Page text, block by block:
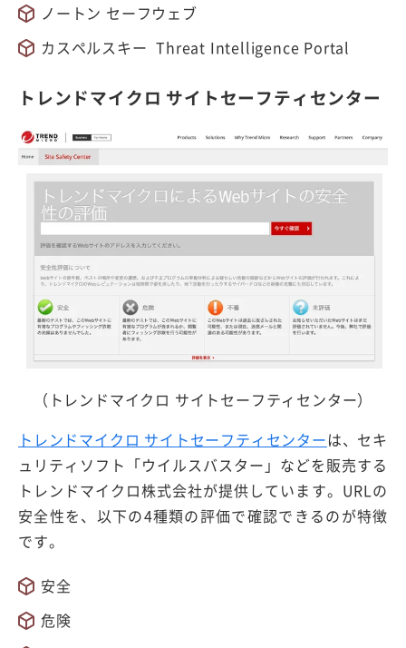
ノートン セーフウェブ
カスペルスキー Threat Intelligence Portal
トレンドマイクロ サイトセーフティセンター
（トレンドマイクロ サイトセーフティセンター）
トレンドマイクロ サイトセーフティセンターは、セキ
ュリティソフト「ウイルスバスター」などを販売する
トレンドマイクロ株式会社が提供しています。URLの
安全性を、以下の4種類の評価で確認できるのが特徴
です。
安全
危険